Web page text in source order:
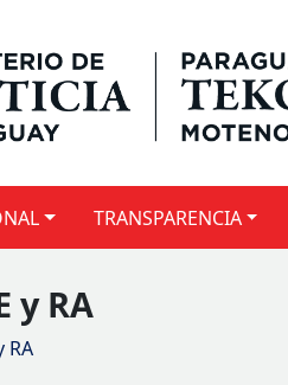
TRANSPARENCIA
y RA
RA